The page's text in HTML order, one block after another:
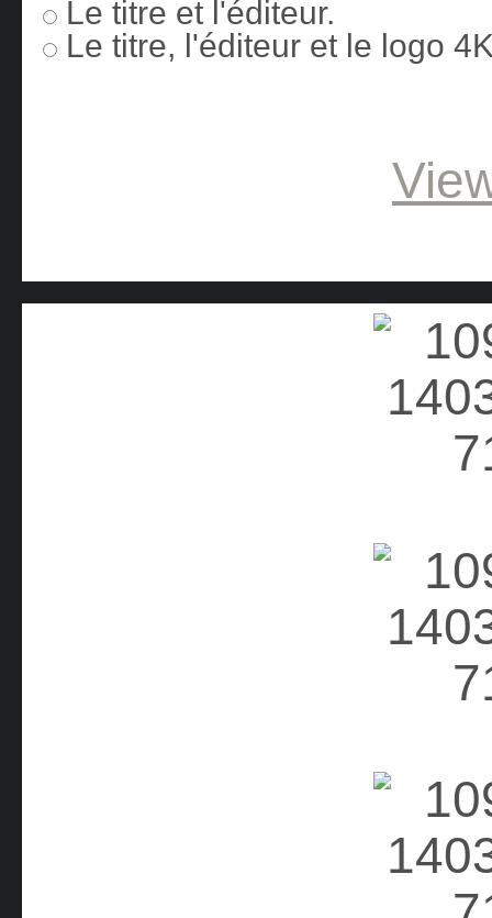
Le titre et l'éditeur.
Le titre, l'éditeur et le logo